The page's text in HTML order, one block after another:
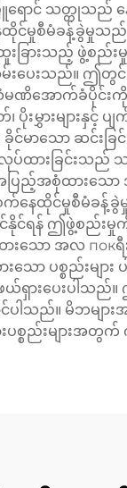
သတ္တုသည် နေရာ
ထိုင်မှုစီမံခန့်ခွဲ
ခြားသည့် ဖွဲ့စ
းပေးသည်။ ဤ
ဏိအောက်ခံပိုင်း
ားများနှင့် ပျ
သော ဆင်းခြ
ားခြင်းသည် သ
အပြည့်အစုံထား
ေထိုင်မှုစီမံခန့်ခွဲ
င်ရန် ဤဖွဲ့စည်း
ာ အလ покရီး
ပစ္စည်းများ
ယ်ရှားပေးပါ
ပါသည်။ မိဘမ
းပစ္စည်းများ